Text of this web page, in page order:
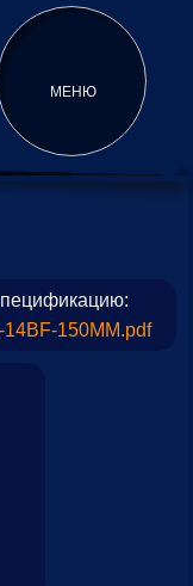
МЕНЮ
14BF-150MM.pdf